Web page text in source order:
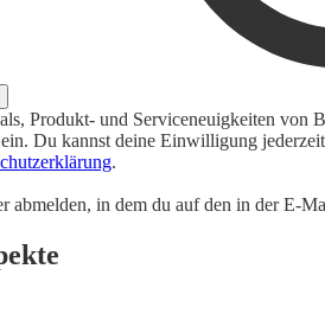
Produkt- und Serviceneuigkeiten
Du kannst deine Einwilligung
.
abmelden, in dem du auf den in der E-